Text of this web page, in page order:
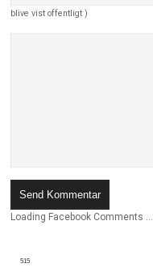
blive vist offentligt )
Loading Facebook Comments ...
515